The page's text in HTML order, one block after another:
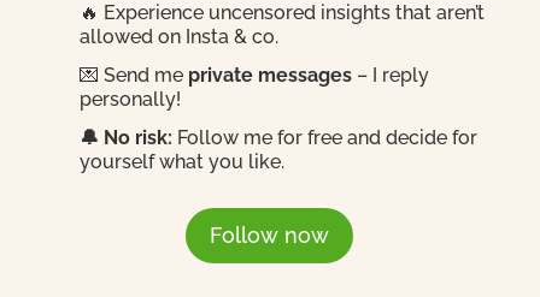
🔥 Experience uncensored insights that aren’t
allowed on Insta & co.
💌 Send me private messages– I reply
personally!
🔔 No risk: Follow me for free and decide for
yourself what you like.
Follow now